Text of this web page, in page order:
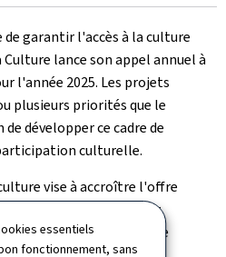
essentiels
fonctionnement, sans
de garantir l'accès à la culture
lance son appel annuel à
l'année 2025. Les projets
plusieurs priorités que le
développer ce cadre de
culturelle.
vise à accroître l'offre
biens pouvant contribuer
plus large à la vie